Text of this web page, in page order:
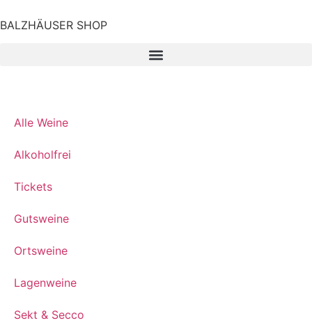
BALZHÄUSER SHOP
Alle Weine
Alkoholfrei
Tickets
Gutsweine
Ortsweine
Lagenweine
Sekt & Secco